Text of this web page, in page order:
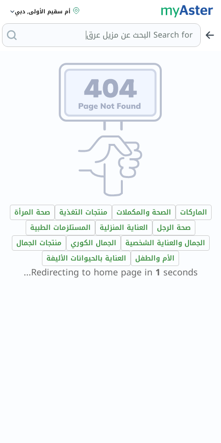
أم سقيم الأولى, دبي
Search for البحث عن مزيل عرق
الماركات الصحة والمكملات منتجات التغذية
صحة المرأة
صحة الرجل
العناية المنزلية
المستلزمات الطبية
الجمال والعناية الشخصية
الجمال الكوري
منتجات الجمال
الأم والطفل
العناية بالحيوانات الأليفة
Redirecting to home page in 1 seconds...